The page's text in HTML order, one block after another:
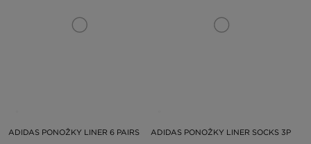
ADIDAS PONOŽKY LINER 6 PAIRS ADIDAS PONOŽKY LINER SOCKS 3P